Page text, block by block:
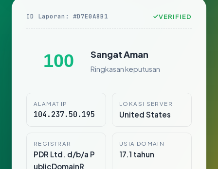
ID Laporan: #D7E0A8B1 VERIFIED
100 Sangat Aman
Ringkasan keputusan
ALAMAT IP
104.237.50.195
LOKASI SERVER
United States
REGISTRAR
PDR Ltd. d/b/a P
ublicDomainR
USIA DOMAIN
17.1 tahun